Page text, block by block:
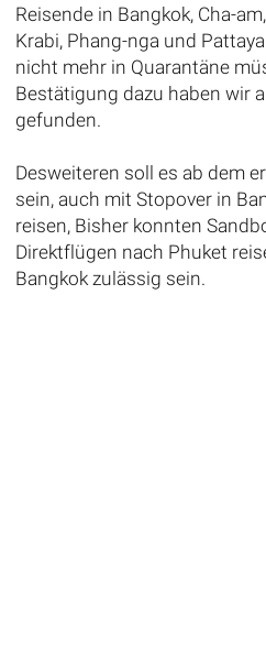
Reisende in Bangkok, Cha-
Krabi, Phang-nga und
nicht mehr in Quarantäne
Bestätigung dazu haben wir
gefunden.
Desweiteren soll es ab dem
sein, auch mit Stopover in
reisen, Bisher konnten
Direktflügen nach Phuket
Bangkok zulässig sein.